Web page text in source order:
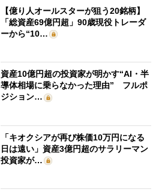
【億り人オールスターが狙う20銘柄】
「総資産69億円超」90歳現役トレーダ
ーから“10…
資産10億円超の投資家が明かす“AI・半
導体相場に乗らなかった理由” フルポ
ジション…
「キオクシアが再び株価10万円になる
日は遠い」資産3億円超のサラリーマン
投資家が…